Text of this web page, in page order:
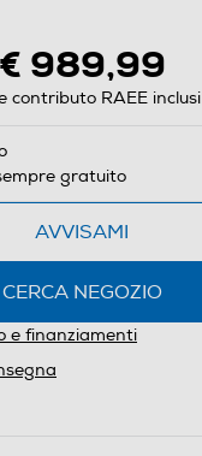
€ 989,99
contributo RAEE inclusi
gratuito
AVVISAMI
CERCA NEGOZIO
e finanziamenti